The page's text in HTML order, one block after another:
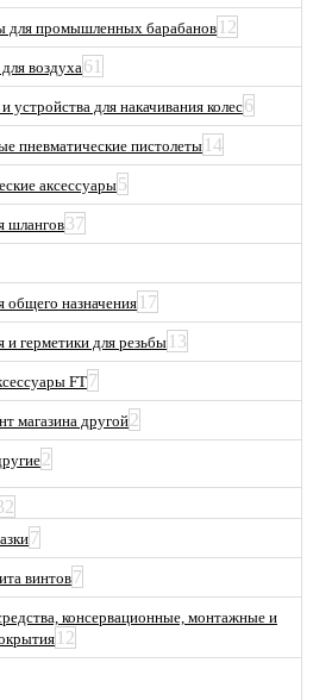
для промышленных барабанов 12
воздуха61
устройства для накачивания колес6
пневматические пистолеты 14
аксессуары5
шлангов37
общего назначения 17
и герметики для резьбы 13
FT7
магазина другой2
2
7
винтов7
консервационные, монтажные и
12